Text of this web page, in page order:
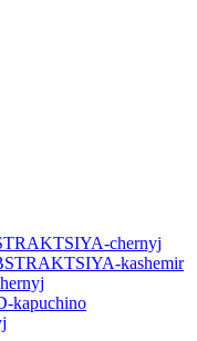
chernyj
kashemir
kapuchino